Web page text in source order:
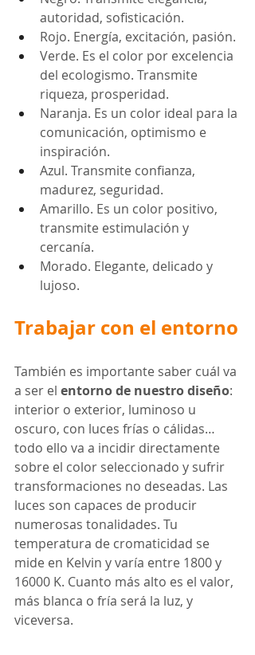
autoridad, sofisticación.
Rojo. Energía, excitación, pasión.
Verde. Es el color por excelencia
del ecologismo. Transmite
riqueza, prosperidad.
Naranja. Es un color ideal para la
comunicación, optimismo e
inspiración.
Azul. Transmite confianza,
madurez, seguridad.
Amarillo. Es un color positivo,
transmite estimulación y
cercanía.
Morado. Elegante, delicado y
lujoso.
Trabajar con el entorno
También es importante saber cuál va
a ser el entorno de nuestro diseño:
interior o exterior, luminoso u
oscuro, con luces frías o cálidas…
todo ello va a incidir directamente
sobre el color seleccionado y sufrir
transformaciones no deseadas. Las
luces son capaces de producir
numerosas tonalidades. Tu
temperatura de cromaticidad se
mide en Kelvin y varía entre 1800 y
16000 K. Cuanto más alto es el valor,
más blanca o fría será la luz, y
viceversa.